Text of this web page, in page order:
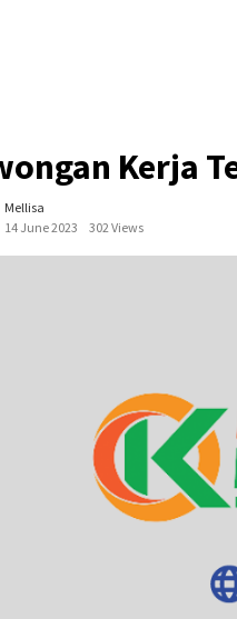
Kerja
Mellisa
14 June 2023
302 Views